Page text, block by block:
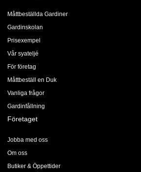
Måttbeställda Gardiner
Gardinskolan
Prisexempel
Vår syateljé
För företag
Måttbeställ en Duk
Vanliga frågor
Gardinfållning
Företaget
Jobba med oss
Om oss
Butiker & Öppettider